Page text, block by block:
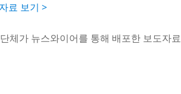
료 보기 >
단체가 뉴스와이어를 통해 배포한 보도자